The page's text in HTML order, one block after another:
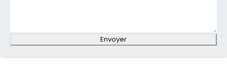
Envoyer